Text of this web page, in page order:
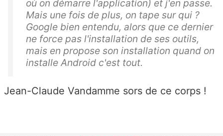
où on démarre l'application) et j'en passe.
Mais une fois de plus, on tape sur qui ?
Google bien entendu, alors que ce dernier
ne force pas l'installation de ses outils,
mais en propose son installation quand on
installe Android c'est tout.
Jean-Claude Vandamme sors de ce corps !